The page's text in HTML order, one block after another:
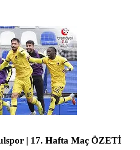
| 17. Hafta Maç ÖZETİ